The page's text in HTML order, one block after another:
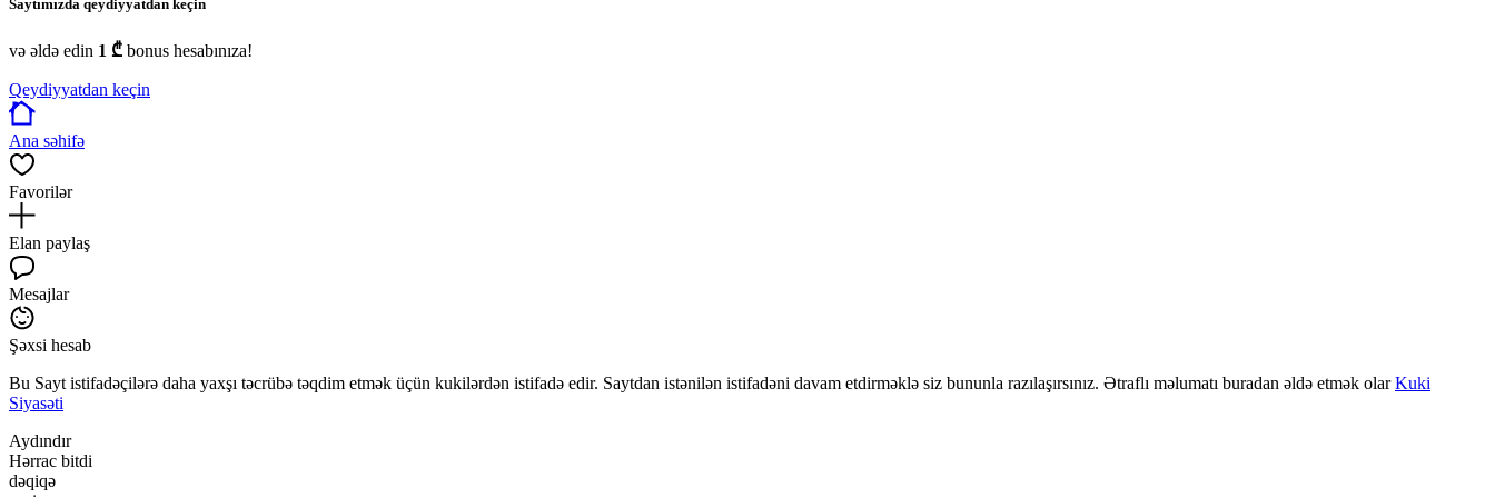
Saytımızda qeydiyyatdan keçin
və əldə edin 1 ₾ bonus hesabınıza!
Qeydiyyatdan keçin
Ana səhifə
Favorilər
Elan paylaş
Mesajlar
Şəxsi hesab
Bu Sayt istifadəçilərə daha yaxşı təcrübə təqdim etmək üçün kukilərdən istifadə edir. Saytdan istənilən istifadəni davam etdirməklə siz bununla razılaşırsınız. Ətraflı məlumatı buradan əldə etmək olarKuki
Siyasəti
Aydındır
Hərrac bitdi
dəqiqə